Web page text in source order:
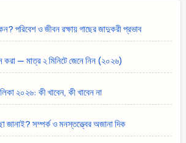
পরিবেশ ও জীবন রক্ষায় গাছের জাদুকরী প্রভাব
করা — মাত্র ২ মিনিটে জেনে নিন (২০২৬)
২০২৬: কী খাবেন, কী খাবেন না
জানাই? সম্পর্ক ও মনস্তত্ত্বের অজানা দিক